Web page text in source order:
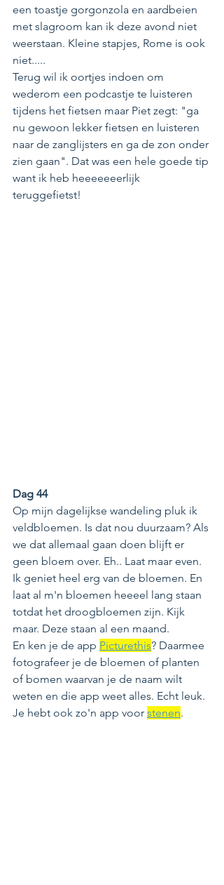
een toastje gorgonzola en aardbeien
met slagroom kan ik deze avond niet
weerstaan. Kleine stapjes, Rome is ook
niet.....
Terug wil ik oortjes indoen om
wederom een podcastje te luisteren
tijdens het fietsen maar Piet zegt: "ga
nu gewoon lekker fietsen en luisteren
naar de zanglijsters en ga de zon onder
zien gaan". Dat was een hele goede tip
want ik heb heeeeeeerlijk
teruggefietst!
Dag 44
Op mijn dagelijkse wandeling pluk ik
veldbloemen. Is dat nou duurzaam? Als
we dat allemaal gaan doen blijft er
geen bloem over. Eh.. Laat maar even.
Ik geniet heel erg van de bloemen. En
laat al m'n bloemen heeeel lang staan
totdat het droogbloemen zijn. Kijk
maar. Deze staan al een maand.
En ken je de app Picturethis? Daarmee
fotografeer je de bloemen of planten
of bomen waarvan je de naam wilt
weten en die app weet alles. Echt leuk.
Je hebt ook zo'n app voor stenen.